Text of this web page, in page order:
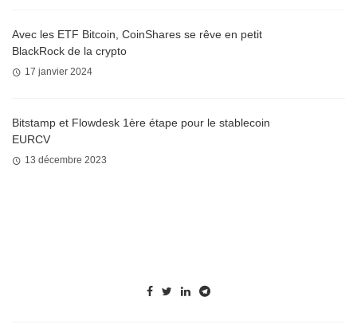
Avec les ETF Bitcoin, CoinShares se rêve en petit
BlackRock de la crypto
17 janvier 2024
Bitstamp et Flowdesk 1ère étape pour le stablecoin
EURCV
13 décembre 2023